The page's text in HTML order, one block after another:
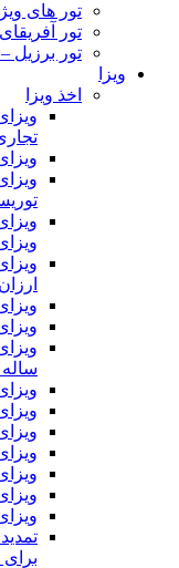
تور های
تور
تور برزیل
ویزا
اخذ ویزا
ساله